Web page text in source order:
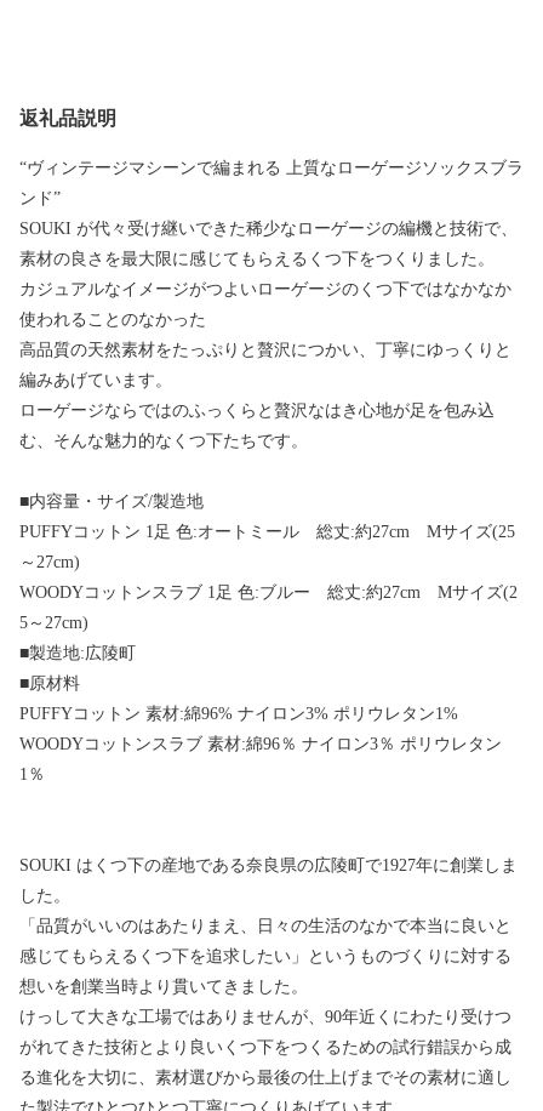
返礼品説明
“ヴィンテージマシーンで編まれる 上質なローゲージソックスブラ
ンド”
SOUKI が代々受け継いできた稀少なローゲージの編機と技術で、
素材の良さを最大限に感じてもらえるくつ下をつくりました。
カジュアルなイメージがつよいローゲージのくつ下ではなかなか
使われることのなかった
高品質の天然素材をたっぷりと贅沢につかい、丁寧にゆっくりと
編みあげています。
ローゲージならではのふっくらと贅沢なはき心地が足を包み込
む、そんな魅力的なくつ下たちです。
■内容量・サイズ/製造地
PUFFYコットン 1足 色:オートミール 総丈:約27cm Mサイズ(25
～27cm)
WOODYコットンスラブ 1足 色:ブルー 総丈:約27cm Mサイズ(2
5～27cm)
■製造地:広陵町
■原材料
PUFFYコットン 素材:綿96% ナイロン3% ポリウレタン1%
WOODYコットンスラブ 素材:綿96％ ナイロン3％ ポリウレタン
1％
SOUKI はくつ下の産地である奈良県の広陵町で1927年に創業しま
した。
「品質がいいのはあたりまえ、日々の生活のなかで本当に良いと
感じてもらえるくつ下を追求したい」というものづくりに対する
想いを創業当時より貫いてきました。
けっして大きな工場ではありませんが、90年近くにわたり受けつ
がれてきた技術とより良いくつ下をつくるための試行錯誤から成
る進化を大切に、素材選びから最後の仕上げまでその素材に適し